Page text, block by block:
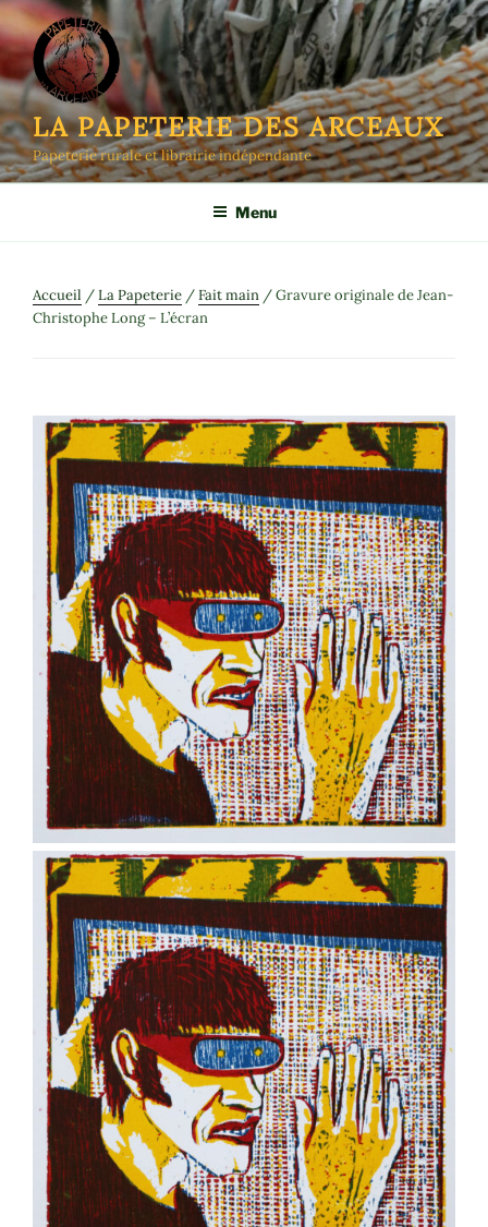
Aller
au
contenu
principal
LA PAPETERIE DES ARCEAUX
Papeterie rurale et librairie indépendante
Menu
Accueil /La Papeterie /Fait main / Gravure originale de Jean-
Christophe Long – L’écran